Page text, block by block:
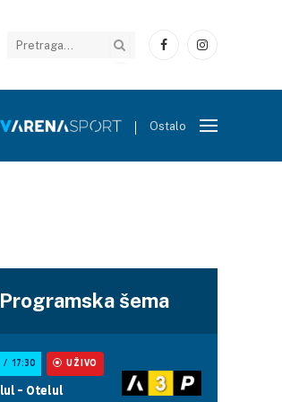
FacebookInstagram
Ostalo
Programska šema